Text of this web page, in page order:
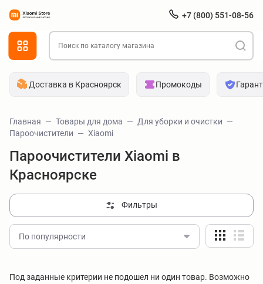
+7 (800) 551-08-56
Доставка в Красноярск Промокоды
Главная Товары для дома
Для уборки и очистки
Пароочистители
Xiaomi
Пароочистители Xiaomi в
Красноярске
Фильтры
По популярности
Под заданные критерии не подошел ни один товар. Возможно